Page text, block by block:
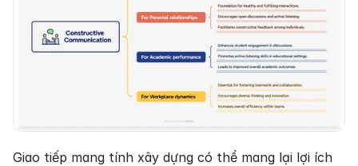
Giao tiếp mang tính xây dựng có thể mang lại lợi ích